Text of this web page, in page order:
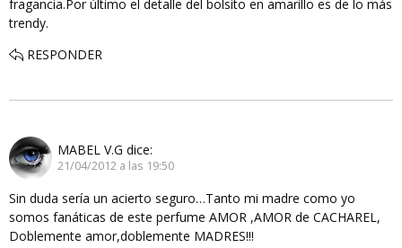
fragancia.Por último el detalle del bolsito en amarillo es de lo más
trendy.
RESPONDER
MABEL V.G dice:
21/04/2012 a las 19:50
Sin duda sería un acierto seguro…Tanto mi madre como yo
somos fanáticas de este perfume AMOR ,AMOR de CACHAREL,
Doblemente amor,doblemente MADRES!!!